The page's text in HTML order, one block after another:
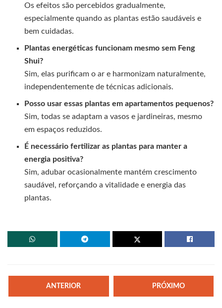
Os efeitos são percebidos gradualmente,
especialmente quando as plantas estão saudáveis e
bem cuidadas.
Plantas energéticas funcionam mesmo sem Feng
Shui?
Sim, elas purificam o ar e harmonizam naturalmente,
independentemente de técnicas adicionais.
Posso usar essas plantas em apartamentos pequenos?
Sim, todas se adaptam a vasos e jardineiras, mesmo
em espaços reduzidos.
É necessário fertilizar as plantas para manter a
energia positiva?
Sim, adubar ocasionalmente mantém crescimento
saudável, reforçando a vitalidade e energia das
plantas.
ANTERIOR PRÓXIMO